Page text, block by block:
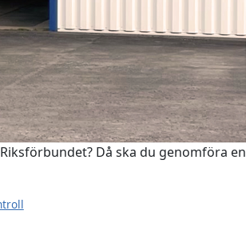
Då ska du genomföra en